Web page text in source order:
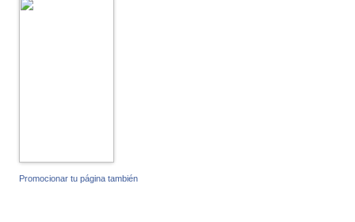
Promocionar tu página también